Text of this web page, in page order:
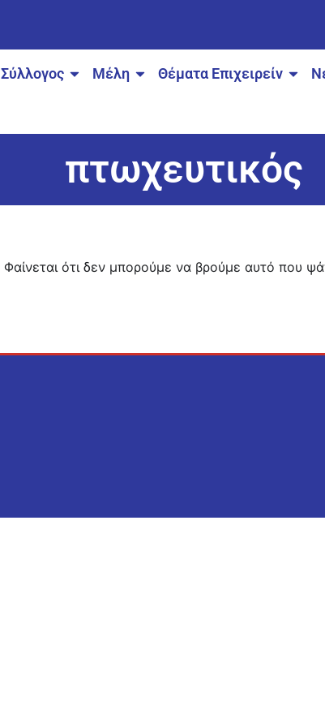
Σύλλογος Μέλη Θέματα Επιχειρείν
πτωχευτικός
Φαίνεται ότι δεν μπορούμε να βρούμε αυτό που